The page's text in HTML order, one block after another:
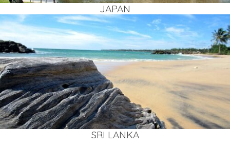
JAPAN
SRI LAN­KA